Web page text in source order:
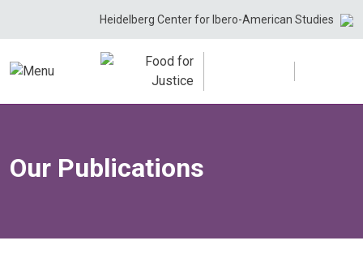
Heidelberg Center for Ibero-American Studies
Our Publications